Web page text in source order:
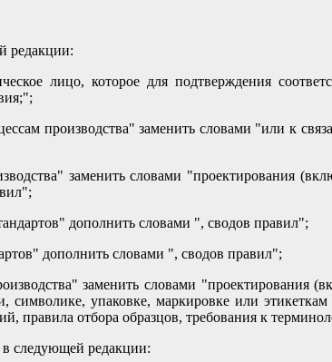
редакции:
лицо, которое для подтверждения
производства" заменить словами "или к
заменить словами "проектирования
дополнить словами ", сводов правил";
дополнить словами ", сводов правил";
заменить словами "проектирования
символике, упаковке, маркировке или
правила отбора образцов, требования к
в следующей редакции: